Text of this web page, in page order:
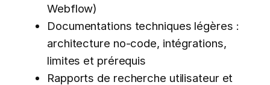
Webflow)
Documentations techniques légères :
architecture no-code, intégrations,
limites et prérequis
Rapports de recherche utilisateur et